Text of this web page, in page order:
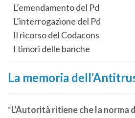
L’emendamento del Pd
L’interrogazione del Pd
Il ricorso del Codacons
I timori delle banche
La memoria
“L’Autorità ritiene che la norma